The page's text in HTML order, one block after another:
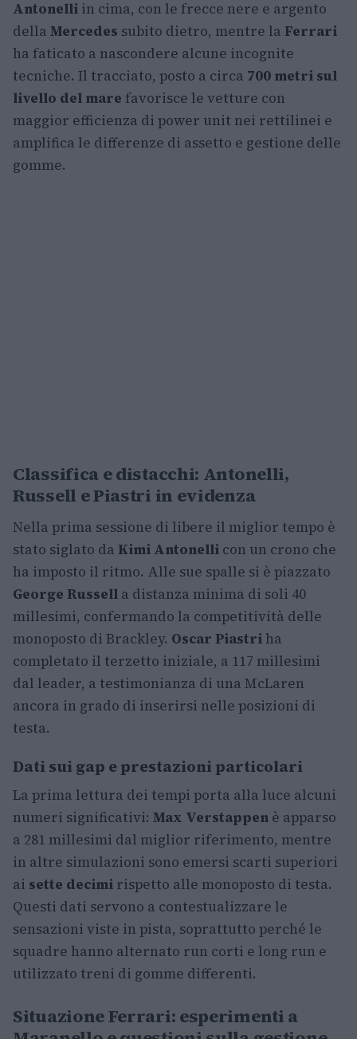
Antonelli in cima, con le frecce nere e argento
della Mercedes subito dietro, mentre la Ferrari
ha faticato a nascondere alcune incognite
tecniche. Il tracciato, posto a circa 700 metri sul
livello del mare favorisce le vetture con
maggior efficienza di power unit nei rettilinei e
amplifica le differenze di assetto e gestione delle
gomme.
Classifica e distacchi: Antonelli,
Russell e Piastri in evidenza
Nella prima sessione di libere il miglior tempo è
stato siglato da Kimi Antonelli con un crono che
ha imposto il ritmo. Alle sue spalle si è piazzato
George Russell a distanza minima di soli 40
millesimi, confermando la competitività delle
monoposto di Brackley. Oscar Piastri ha
completato il terzetto iniziale, a 117 millesimi
dal leader, a testimonianza di una McLaren
ancora in grado di inserirsi nelle posizioni di
testa.
Dati sui gap e prestazioni particolari
La prima lettura dei tempi porta alla luce alcuni
numeri significativi: Max Verstappen è apparso
a 281 millesimi dal miglior riferimento, mentre
in altre simulazioni sono emersi scarti superiori
ai sette decimi rispetto alle monoposto di testa.
Questi dati servono a contestualizzare le
sensazioni viste in pista, soprattutto perché le
squadre hanno alternato run corti e long run e
utilizzato treni di gomme differenti.
Situazione Ferrari: esperimenti a